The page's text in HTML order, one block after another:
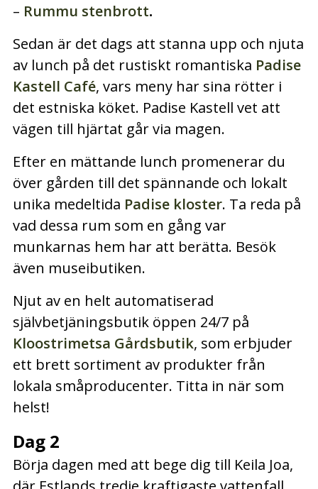
– Rummu stenbrott.
Sedan är det dags att stanna upp och njuta
av lunch på det rustiskt romantiska Padise
Kastell Café, vars meny har sina rötter i
det estniska köket. Padise Kastell vet att
vägen till hjärtat går via magen.
Efter en mättande lunch promenerar du
över gården till det spännande och lokalt
unika medeltida Padise kloster. Ta reda på
vad dessa rum som en gång var
munkarnas hem har att berätta. Besök
även museibutiken.
Njut av en helt automatiserad
självbetjäningsbutik öppen 24/7 på
Kloostrimetsa Gårdsbutik, som erbjuder
ett brett sortiment av produkter från
lokala småproducenter. Titta in när som
helst!
Dag 2
Börja dagen med att bege dig till Keila Joa,